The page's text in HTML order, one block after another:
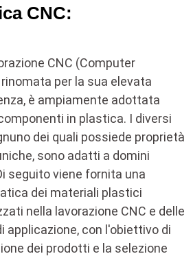
CNC:
CNC (Computer
per la sua elevata
è ampiamente adottata
in plastica. I diversi
dei quali possiede proprietà
sono adatti a domini
seguito viene fornita una
dei materiali plastici
nella lavorazione CNC e delle
applicazione, con l'obiettivo di
dei prodotti e la selezione